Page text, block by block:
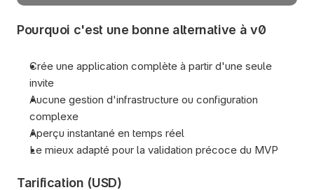
Pourquoi c'est une bonne alternative à v0
Crée une application complète à partir d'une seule
invite
Aucune gestion d'infrastructure ou configuration
complexe
Aperçu instantané en temps réel
Le mieux adapté pour la validation précoce du MVP
Tarification (USD)